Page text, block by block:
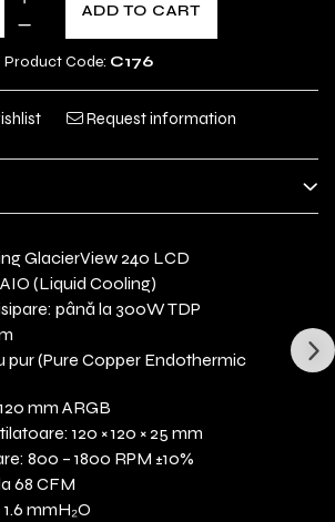
ADD TO CART
Product Code: C176
Request information
GlacierView 240 LCD
(Liquid Cooling)
până la 300W TDP
pur (Pure Copper Endothermic
mm ARGB
120 × 120 × 25 mm
800 – 1800 RPM ±10%
68 CFM
mmH₂O